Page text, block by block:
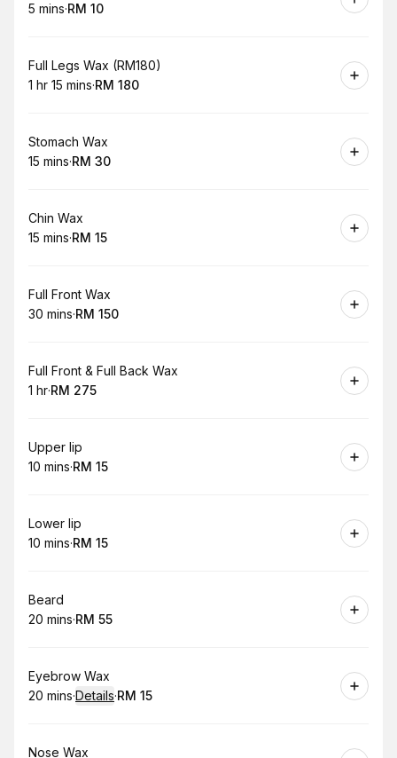
. Duration:
5 mins·
.Price
RM 10
Book
Full Legs Wax (RM180)
. Duration :
1 hr 15 mins·
.Price:
RM 180
Book
Stomach Wax
.Duration :
15 mins·
.Price
RM 30
Book
Chin Wax
.Duration
15 mins·
.Price
RM 15
Book
Full Front Wax
.Duration
30 mins·
.Price:
RM 150
Book
Full Front & Full Back Wax
. Duration:
1 hr·
.Price:
RM 275
Book
Upper lip
.Duration
10 mins·
.Price
RM 15
Book
Lower lip
.Duration
10 mins·
.Price
RM 15
Book
Beard
.Duration
20 mins·
.Price
RM 55
Book
Eyebrow Wax
.Duration:
20 mins·Details·
.Price
RM 15
Book
Nose Wax